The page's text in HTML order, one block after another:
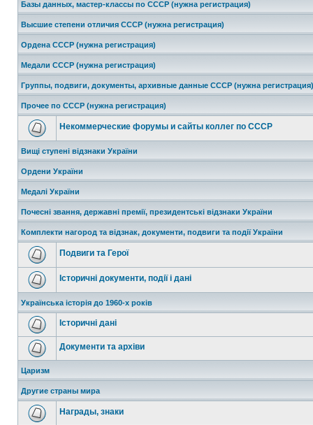
Базы данных, мастер-классы по СССР (нужна регистрация)
Высшие степени отличия СССР (нужна регистрация)
Ордена СССР (нужна регистрация)
Медали СССР (нужна регистрация)
Группы, подвиги, документы, архивные данные СССР (нужна регистрация)
Прочее по СССР (нужна регистрация)
Некоммерческие форумы и сайты коллег по СССР
Вищі ступені відзнаки України
Ордени України
Медалі України
Почесні звання, державні премії, президентські відзнаки України
Комплекти нагород та відзнак, документи, подвиги та події України
Подвиги та Герої
Історичні документи, події і дані
Українська історія до 1960-х років
Історичні дані
Документи та архіви
Царизм
Другие страны мира
Награды, знаки